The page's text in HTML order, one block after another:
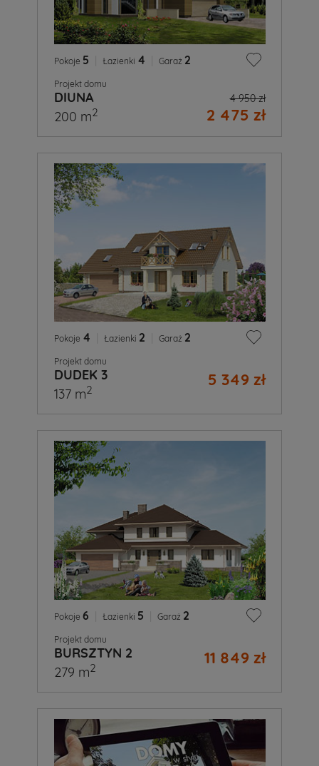
Pokoje 5 Łazienki 4 Garaż 2
Projekt domu
DIUNA 4 950 zł
2 475 zł
200 m2
Pokoje 4 Łazienki 2 Garaż 2
Projekt domu
DUDEK 3 5 349 zł
137 m2
Pokoje 6 Łazienki 5 Garaż 2
Projekt domu
BURSZTYN 2 11 849 zł
279 m2